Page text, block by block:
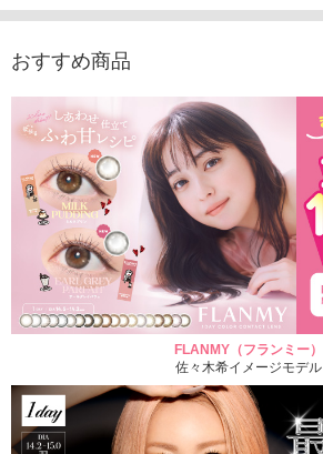
1,760円(税込)
おすすめ商品
FLANMY（フランミー）
佐々木希イメージモデル